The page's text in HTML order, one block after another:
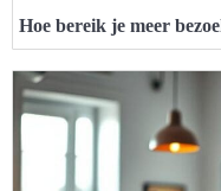
Hoe bereik je meer